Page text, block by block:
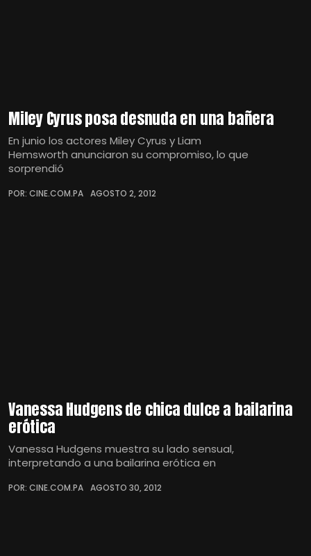
Miley Cyrus posa desnuda en una bañera
En junio los actores Miley Cyrus y Liam
Hemsworth anunciaron su compromiso, lo que
sorprendió
POR: CINE.COM.PA AGOSTO 2, 2012
Vanessa Hudgens de chica dulce a bailarina
erótica
Vanessa Hudgens muestra su lado sensual,
interpretando a una bailarina erótica en
POR: CINE.COM.PA AGOSTO 30, 2012